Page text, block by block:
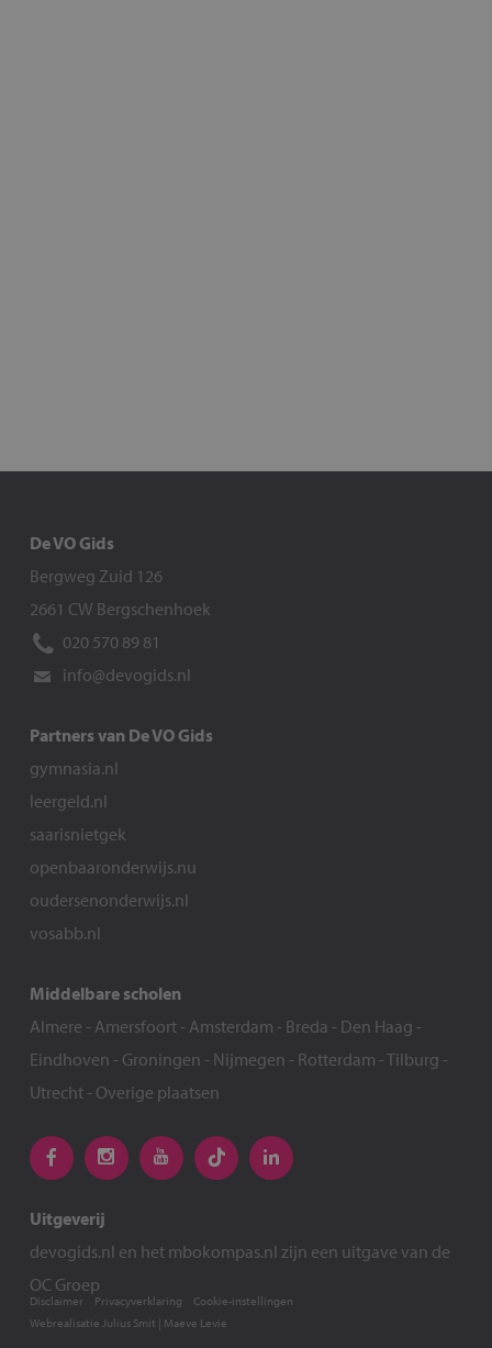
De VO Gids
Bergweg Zuid 126
2661 CW Bergschenhoek
020 570 89 81
info@devogids.nl
Partners van De VO Gids
gymnasia.nl
leergeld.nl
saarisnietgek
openbaaronderwijs.nu
oudersenonderwijs.nl
vosabb.nl
Middelbare scholen
Almere - Amersfoort- Amsterdam - Breda - Den Haag -
Eindhoven - Groningen - Nijmegen - Rotterdam -Tilburg -
Utrecht- Overige plaatsen
Uitgeverij
devogids.nl en het mbokompas.nl zijn een uitgave van de
OC Groep
Webrealisatie Julius Smit | Maeve Levie
Disclaimer Privacyverklaring Cookie-instellingen